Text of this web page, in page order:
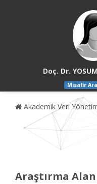
Doç. Dr.
Misafir
Akademik Veri
Araştırma